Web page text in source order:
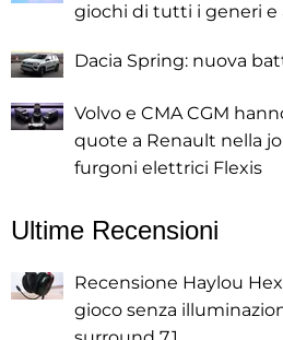
giochi di tutti i generi e
Dacia Spring: nuova
Volvo e CMA CGM
quote a Renault nella
furgoni elettrici Flexis
Ultime Recensioni
Recensione Haylou
gioco senza